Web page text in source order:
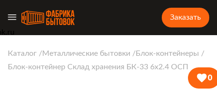
Заказать
Каталог Металлические бытовки
Блок-контейнеры
Блок-контейнер Склад хранения БК-33 6х2.4 ОСП
0